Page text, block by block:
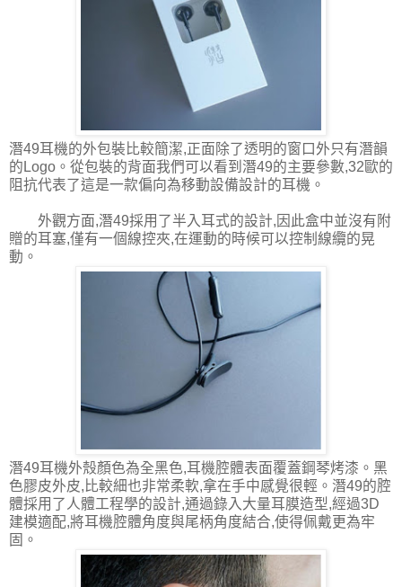
潛49耳機的外包裝比較簡潔,正面除了透明的窗口外只有潛韻
的Logo。從包裝的背面我們可以看到潛49的主要參數,32歐的
阻抗代表了這是一款偏向為移動設備設計的耳機。
外觀方面,潛49採用了半入耳式的設計,因此盒中並沒有附
贈的耳塞,僅有一個線控夾,在運動的時候可以控制線纜的晃
動。
潛49耳機外殼顏色為全黑色,耳機腔體表面覆蓋鋼琴烤漆。黑
色膠皮外皮,比較細也非常柔軟,拿在手中感覺很輕。潛49的腔
體採用了人體工程學的設計,通過錄入大量耳膜造型,經過3D
建模適配,將耳機腔體角度與尾柄角度結合,使得佩戴更為牢
固。